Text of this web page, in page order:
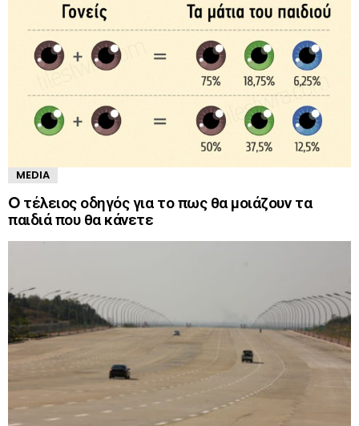
MEDIA
O τέλειος οδηγός για το πως θα μοιάζουν τα
παιδιά που θα κάνετε